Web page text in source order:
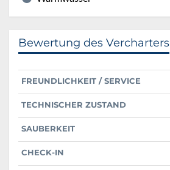
Bewertung des Vercharters
FREUNDLICHKEIT / SERVICE
TECHNISCHER ZUSTAND
SAUBERKEIT
CHECK-IN